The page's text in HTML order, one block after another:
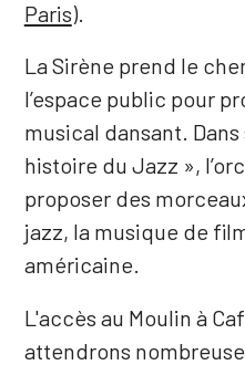
Paris).
La Sirène prend le
l’espace public pour
musical dansant.
histoire du Jazz »,
proposer des
jazz, la musique de
américaine.
L'accès au Moulin à
attendrons